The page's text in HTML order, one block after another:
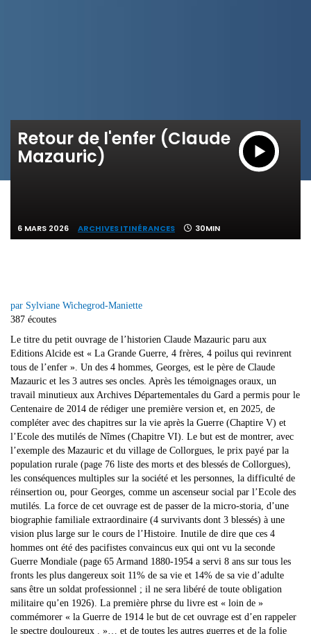
Retour de l'enfer (Claude
Mazauric)
6 MARS 2026 ARCHIVES ITINÉRANCES 30MIN
par Sylviane Wichegrod-Maniette
387 écoutes
Le titre du petit ouvrage de l’historien Claude Mazauric paru aux
Editions Alcide est « La Grande Guerre, 4 frères, 4 poilus qui revinrent
tous de l’enfer ». Un des 4 hommes, Georges, est le père de Claude
Mazauric et les 3 autres ses oncles. Après les témoignages oraux, un
travail minutieux aux Archives Départementales du Gard a permis pour le
Centenaire de 2014 de rédiger une première version et, en 2025, de
compléter avec des chapitres sur la vie après la Guerre (Chaptire V) et
l’Ecole des mutilés de Nîmes (Chapitre VI). Le but est de montrer, avec
l’exemple des Mazauric et du village de Collorgues, le prix payé par la
population rurale (page 76 liste des morts et des blessés de Collorgues),
les conséquences multiples sur la société et les personnes, la difficulté de
réinsertion ou, pour Georges, comme un ascenseur social par l’Ecole des
mutilés. La force de cet ouvrage est de passer de la micro-storia, d’une
biographie familiale extraordinaire (4 survivants dont 3 blessés) à une
vision plus large sur le cours de l’Histoire. Inutile de dire que ces 4
hommes ont été des pacifistes convaincus eux qui ont vu la seconde
Guerre Mondiale (page 65 Armand 1880-1954 a servi 8 ans sur tous les
fronts les plus dangereux soit 11% de sa vie et 14% de sa vie d’adulte
sans être un soldat professionnel ; il ne sera libéré de toute obligation
militaire qu’en 1926). La première phrse du livre est « loin de »
commémorer « la Guerre de 1914 le but de cet ouvrage est d’en rappeler
le spectre douloureux . »… et de toutes les autres guerres et de la folie